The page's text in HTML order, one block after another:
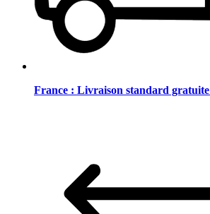
France : Livraison standard gratuite